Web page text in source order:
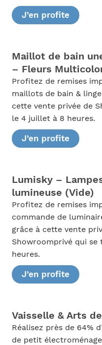
J’en profite
Maillot de bain
– Fleurs
Profitez de remises
maillots de bain &
cette vente privée de
le 4 juillet à 8 heures.
J’en profite
Lumisky –
lumineuse (Vide)
Profitez de remises
commande de
grâce à cette vente
Showroomprivé qui se
heures.
J’en profite
Vaisselle & Arts
Réalisez près de 64%
de petit